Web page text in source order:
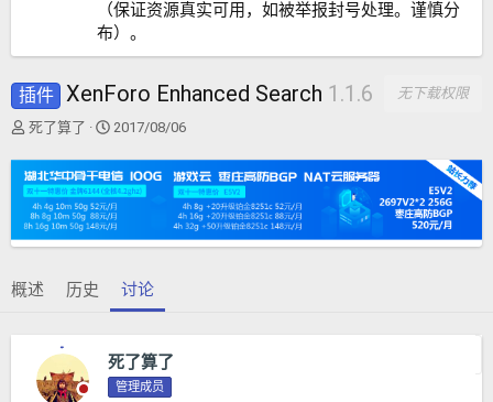
（保证资源真实可用，如被举报封号处理。谨慎分
布）。
插件 XenForo Enhanced Search 1.1.6
无下载权限
主
发
起
人
死了算了
开
时
间
2017/08/06
概述 历史 讨论
死了算了
管理成员